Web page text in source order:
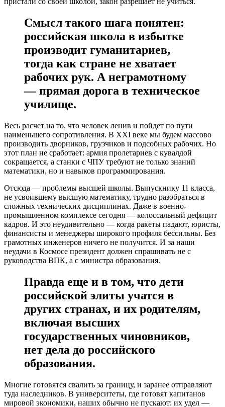
Смысл такого шага понятен:
российская школа в избытке
производит гуманитариев,
тогда как стране не хватает
рабочих рук. А неграмотному
— прямая дорога в техническое
училище.
Весь расчет на то, что человек ленив и пойдет по пути
наименьшего сопротивления. В XXI веке мы будем массово
производить дворников, грузчиков и подсобных рабочих. Но
этот план не сработает: армия пролетариев с кувалдой
сокращается, а станки с ЧПУ требуют не только знаний
математики, но и навыков программирования.
Отсюда — проблемы высшей школы. Выпускнику 11 класса,
не усвоившему высшую математику, трудно разобраться в
сложных технических дисциплинах. Даже в военно-
промышленном комплексе сегодня — колоссальный дефицит
кадров. И это неудивительно — когда ракеты падают, юристы,
финансисты и менеджеры широкого профиля бессильны. Без
грамотных инженеров ничего не получится. И за наши
неудачи в Космосе президент должен спрашивать не с
руководства ВПК, а с министра образования.
Правда еще и в том, что дети
российской элиты учатся в
других странах, и их родителям,
включая высших
государственных чиновников,
нет дела до российского
образования.
Многие готовятся свалить за границу, и заранее отправляют
туда наследников. В университеты, где готовят капитанов
мировой экономики, наших обычно не пускают: их удел —